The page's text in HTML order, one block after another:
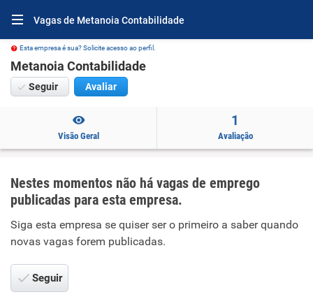
Vagas de Metanoia Contabilidade
Esta empresa é sua? Solicite acesso ao perfil.
Metanoia Contabilidade
Seguir Avaliar
Visão Geral
1
Avaliação
Nestes momentos não há vagas de emprego
publicadas para esta empresa.
Siga esta empresa se quiser ser o primeiro a saber quando
novas vagas forem publicadas.
Seguir